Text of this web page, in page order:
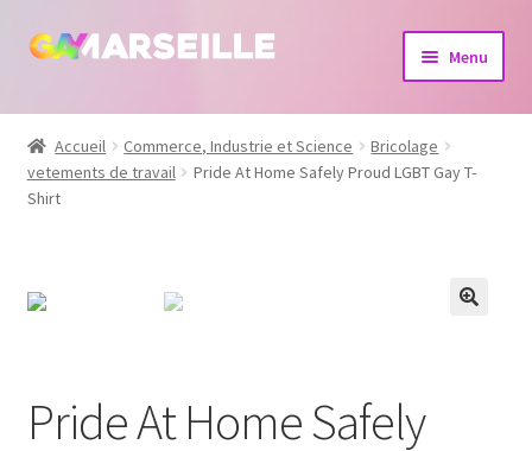
Aller
navigation
Aller
Menu
Boutique
Bijoux
Dvd
Accueil Commerce, Industrie et Science
Bricolage
vetements de travail
Pride At Home Safely Proud LGBT Gay T-
Shirt
Pride At Home Safely